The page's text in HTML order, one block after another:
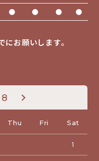
● ● ● ●
お願いします。
Thu Fri Sat
1